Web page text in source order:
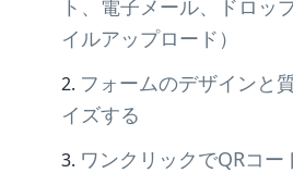
ト、電子メール、ドロッ
イルアップロード）
フォームのデザインと
イズする
ワンクリックでQRコー